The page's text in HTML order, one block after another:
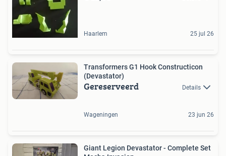
Haarlem 25 jul 26
Transformers G1 Hook Constructicon
(Devastator)
Gereserveerd Details
Wageningen 23 jun 26
Giant Legion Devastator - Complete Set